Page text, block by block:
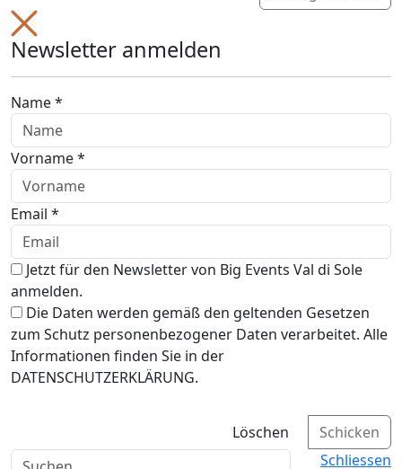
Newsletter anmelden
Name *
Vorname *
Email *
Jetzt für den Newsletter von Big Events Val di Sole
anmelden.
Die Daten werden gemäß den geltenden Gesetzen
zum Schutz personenbezogener Daten verarbeitet. Alle
Informationen finden Sie in der
DATENSCHUTZERKLÄRUNG.
Löschen
Schicken
Schliessen